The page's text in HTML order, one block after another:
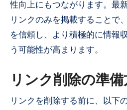
性向上にもつながります。最
リンクのみを掲載することで
を信頼し、より積極的に情報
う可能性が高まります。
リンク削除の準備
リンクを削除する前に、以下